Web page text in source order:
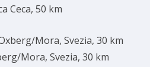
Ceca, 50 km
Mora, Svezia, 30 km
Mora, Svezia, 30 km